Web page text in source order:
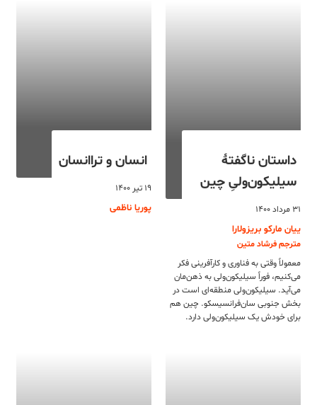
داستان ناگفتۀ
سیلیکون‌ولیِ چین
۳۱ مرداد ۱۴۰۰
ییان مارکو بریزولارا
مترجم فرشاد متین
معمولاً وقتی به فناوری و کارآفرینی فکر
می‌کنیم، فوراً سیلیکون‌ولی به ذهن‌مان
می‌آید. سیلیکون‌ولی منطقه‌ای است در
بخش جنوبی سان‌فرانسیسکو. چین هم
برای خودش یک سیلیکون‌ولی دارد.
انسان و تراانسان
۱۹ تیر ۱۴۰۰
پوریا ناظمی